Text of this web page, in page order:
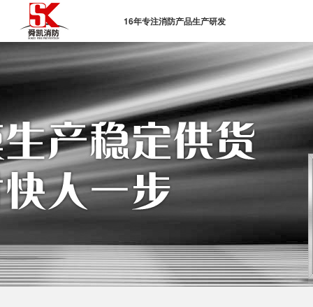
16年专注消防产品生产研发